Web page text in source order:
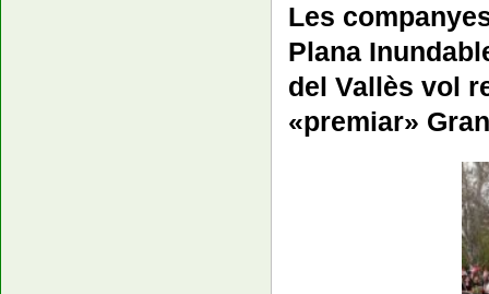
Les
Plana
del Vallès vol
«premiar»